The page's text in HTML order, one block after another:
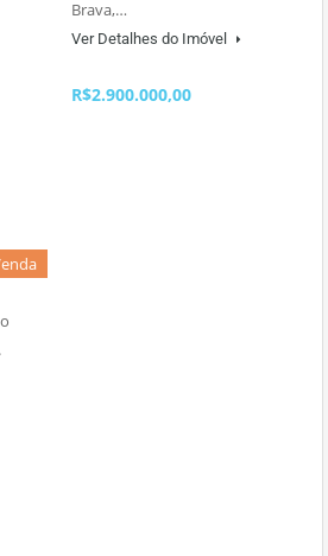
Brava,…
Ver Detalhes do Imóvel
R$2.900.000,00